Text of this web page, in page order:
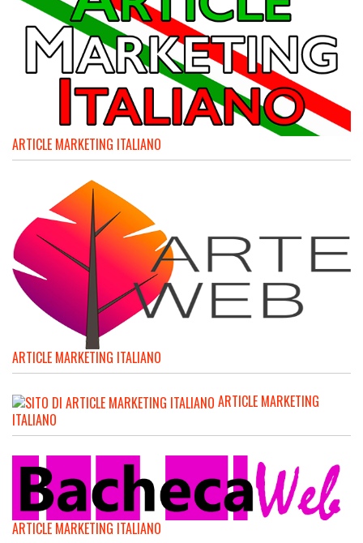
ARTICLE MARKETING ITALIANO
ARTICLE MARKETING ITALIANO
ARTICLE MARKETING
ITALIANO
ARTICLE MARKETING ITALIANO